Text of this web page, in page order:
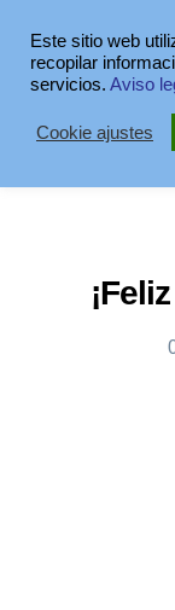
Este sitio web
recopilar
servicios. Aviso
Cookie ajustes